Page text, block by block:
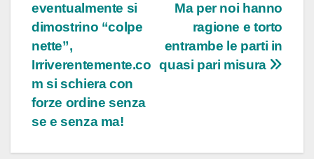
Ma per noi hanno
ragione e torto
entrambe le parti in
quasi pari misura
eventualmente si
dimostrino “colpe
nette”,
Irriverentemente.co
m si schiera con
forze ordine senza
se e senza ma!